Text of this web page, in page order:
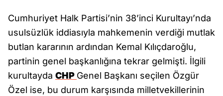
Cumhuriyet Halk Partisi’nin 38’inci Kurultayı’nda
usulsüzlük iddiasıyla mahkemenin verdiği mutlak
butlan kararının ardından Kemal Kılıçdaroğlu,
partinin genel başkanlığına tekrar gelmişti. İlgili
kurultayda CHP Genel Başkanı seçilen Özgür
Özel ise, bu durum karşısında milletvekillerinin